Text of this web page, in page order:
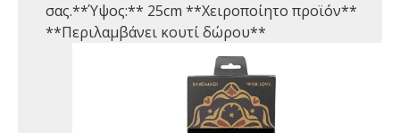
σας.**Ύψος:** 25cm **Χειροποίητο προϊόν**
**Περιλαμβάνει κουτί δώρου**